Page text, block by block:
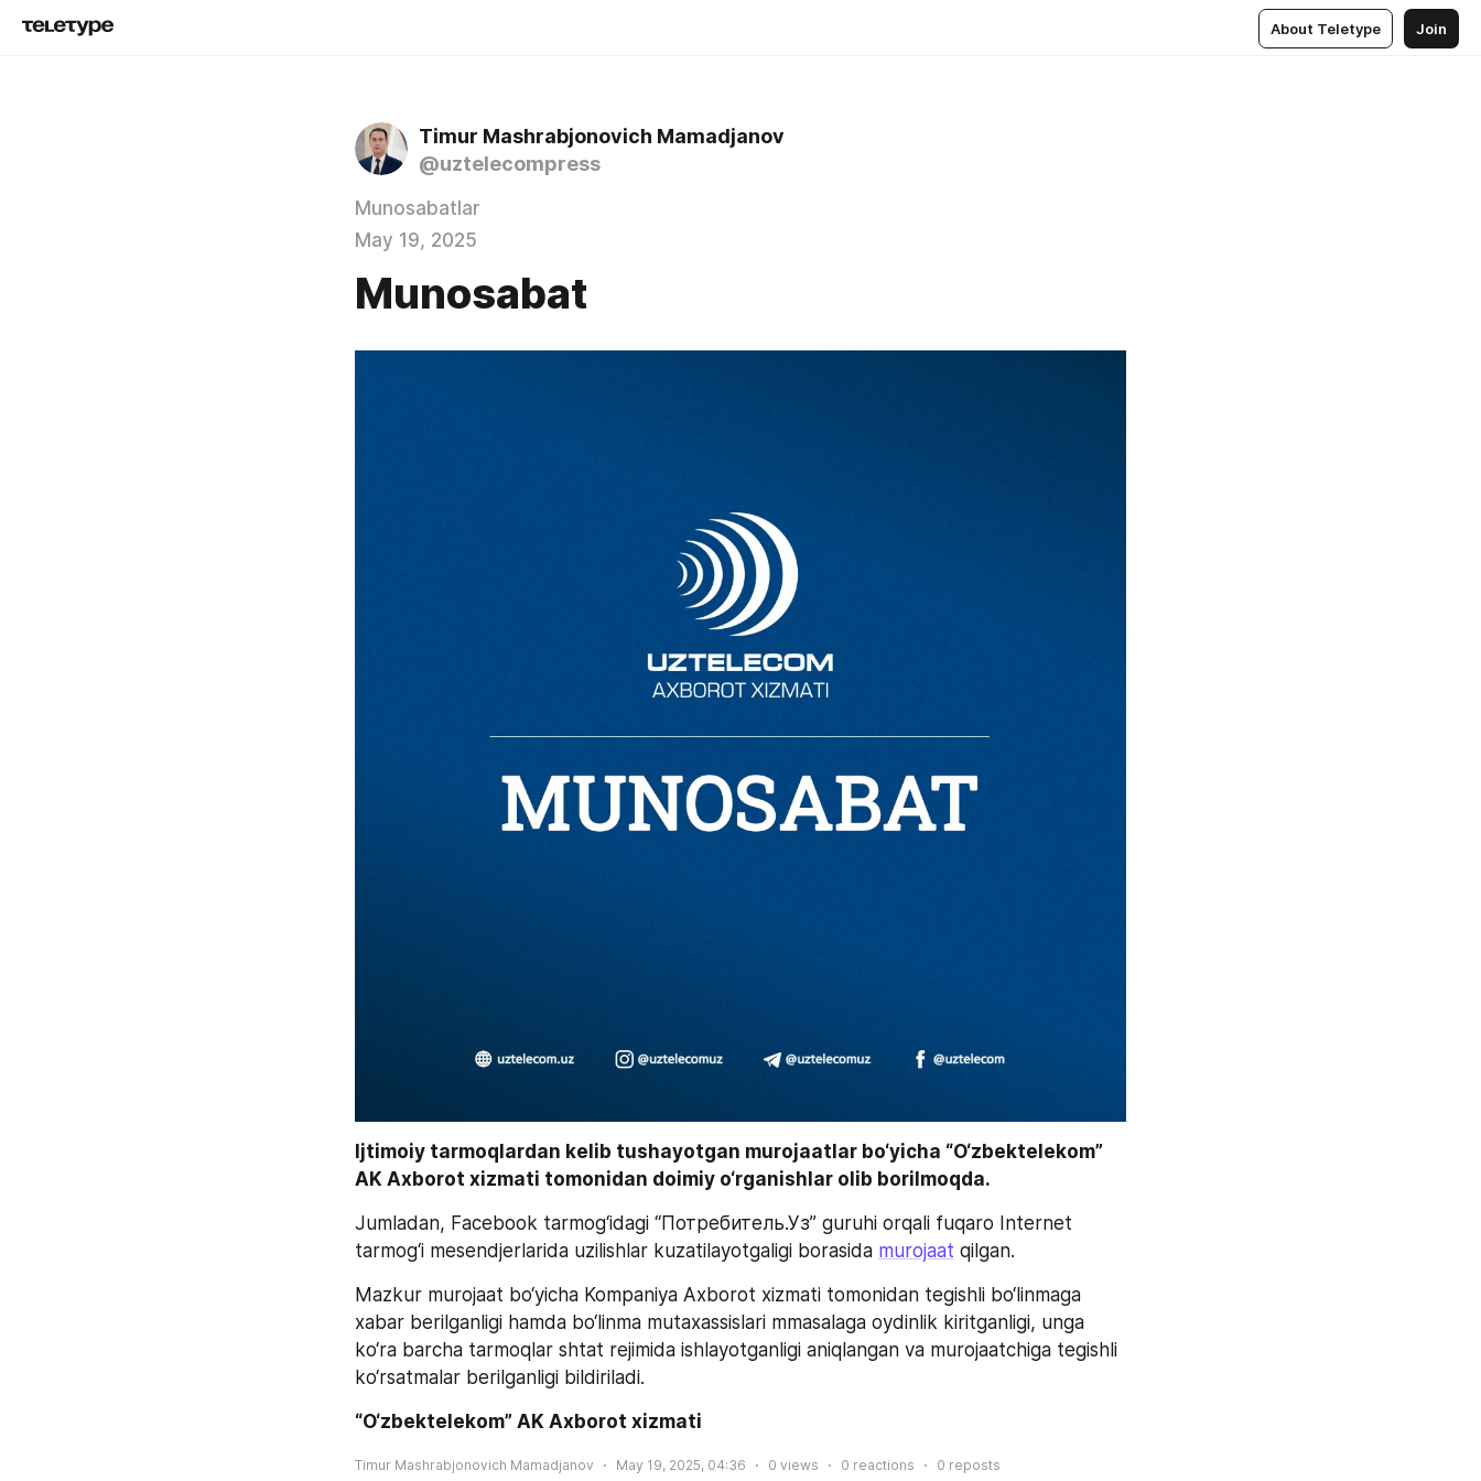
About Teletype Join
Timur Mashrabjonovich Mamadjanov
@uztelecompress
Munosabatlar
May 19, 2025
Munosabat
Ijtimoiy tarmoqlardan kelib tushayotgan murojaatlar bo‘yicha “O‘zbektelekom”
AK Axborot xizmati tomonidan doimiy o‘rganishlar olib borilmoqda.
Jumladan, Facebook tarmog‘idagi “Потребитель.Уз” guruhi orqali fuqaro Internet
tarmog‘i mesendjerlarida uzilishlar kuzatilayotgaligi borasida murojaat qilgan.
Mazkur murojaat bo‘yicha Kompaniya Axborot xizmati tomonidan tegishli bo‘linmaga
xabar berilganligi hamda bo‘linma mutaxassislari mmasalaga oydinlik kiritganligi, unga
ko‘ra barcha tarmoqlar shtat rejimida ishlayotganligi aniqlangan va murojaatchiga tegishli
ko‘rsatmalar berilganligi bildiriladi.
“O‘zbektelekom” AK Axborot xizmati
Timur Mashrabjonovich Mamadjanov May 19, 2025, 04:36 0 views 0 reactions 0 reposts